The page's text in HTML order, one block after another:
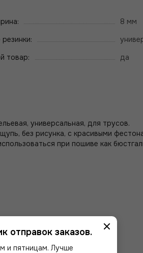
8 мм
товар:
да
универсальная, для трусов.
без рисунка, с красивыми
при пошиве как
отправок заказов.
и пятницам. Лучше